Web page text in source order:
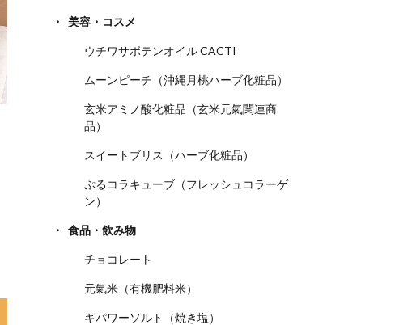
美容・コスメ
ウチワサボテンオイル CACTI
ムーンピーチ（沖縄月桃ハーブ化粧品）
玄米アミノ酸化粧品（玄米元氣関連商
品）
スイートブリス（ハーブ化粧品）
ぷるコラキューブ（フレッシュコラーゲ
ン）
食品・飲み物
チョコレート
元氣米（有機肥料米）
キパワーソルト（焼き塩）